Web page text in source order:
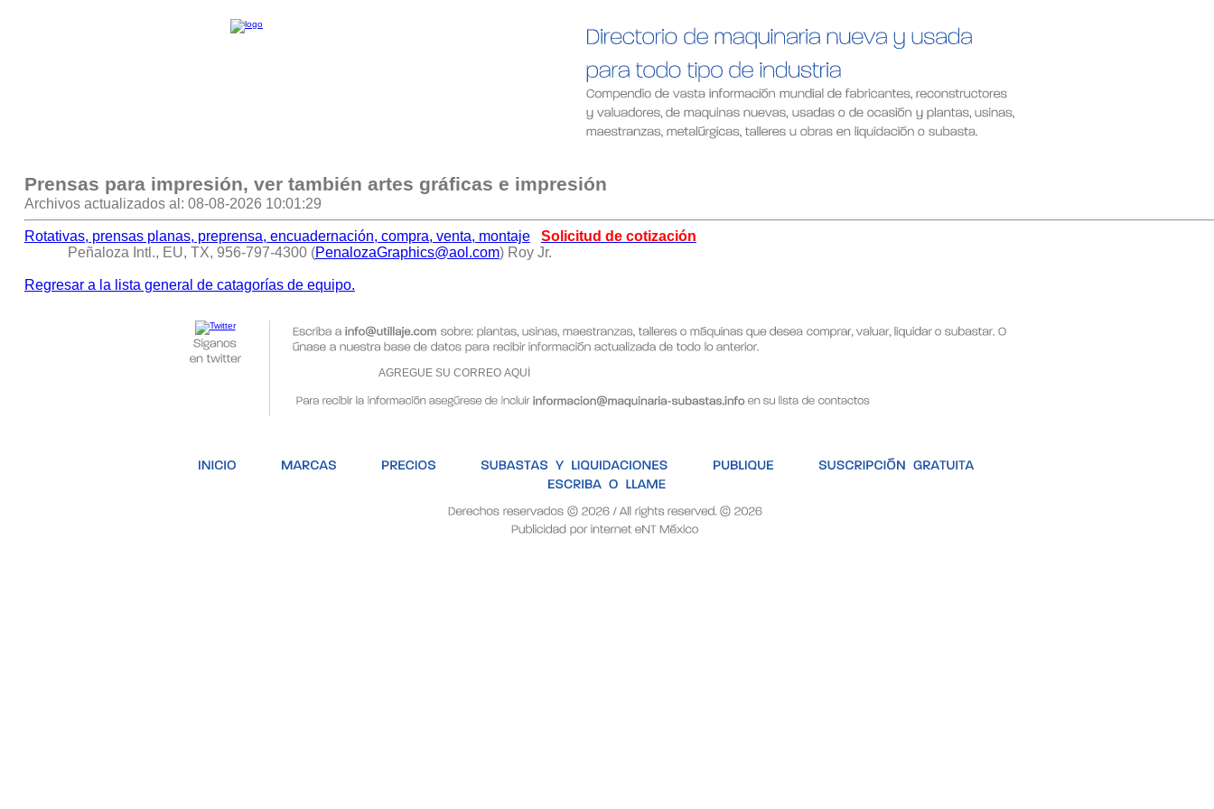
Prensas para impresión, ver también artes gráficas e impresión
Archivos actualizados al: 08-08-2026 10:01:29
Rotativas, prensas planas, preprensa, encuadernación, compra, venta, montaje
Solicitud de cotización
Peñaloza Intl., EU, TX, 956-797-4300 (PenalozaGraphics@aol.com) Roy Jr.
Regresar a la lista general de catagorías de equipo.